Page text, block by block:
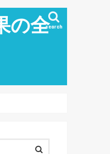
の全search